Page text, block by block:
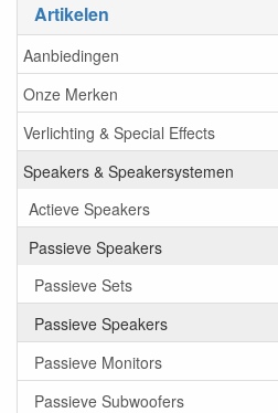
Artikelen
Aanbiedingen
Onze Merken
Verlichting & Special Effects
Speakers & Speakersystemen
Actieve Speakers
Passieve Speakers
Passieve Sets
Passieve Speakers
Passieve Monitors
Passieve Subwoofers